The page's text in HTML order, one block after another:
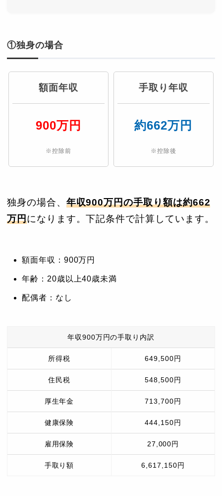
①独身の場合
額面年収
900万円
※控除前
手取り年収
約662万円
※控除後
独身の場合、 年収900万円の手取り額は約662
万円になります。下記条件で計算しています。
額面年収：900万円
年齢：20歳以上40歳未満
配偶者：なし
年収900万円の手取り内訳
所得税 649,500円
住民税 548,500円
厚生年金 713,700円
健康保険 444,150円
雇用保険 27,000円
手取り額 6,617,150円